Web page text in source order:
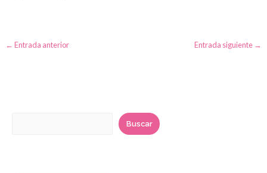
← Entrada anterior Entrada siguiente →
Buscar